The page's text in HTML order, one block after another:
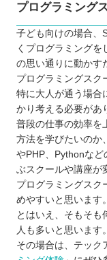
プログラミング
子ども向けの場合、
くプログラミング
の思い通りに動かす
プログラミングスク
特に大人が通う場合
かり考える必要があ
普段の仕事の効率を
方法を学びたいのか
やPHP、Pythonな
ぶスクールや講座が
プログラミングスク
めやすいと思います。
とはいえ、そもそも
人も多いと思います。
その場合は、テック